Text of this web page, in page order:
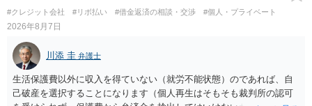
#クレジット会社 #リボ払い #借金返済の相談・交渉 #個人・プライベート
2026年8月7日
川添 圭 弁護士
生活保護費以外に収入を得ていない（就労不能状態）のであれば、自
己破産を選択することになります（個人再生はそもそも裁判所の認可